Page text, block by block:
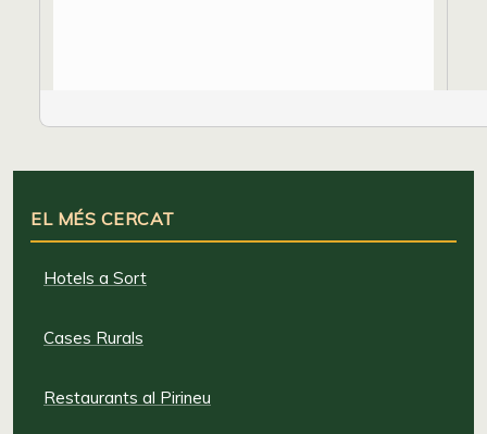
EL MÉS CERCAT
Hotels a Sort
Cases Rurals
Restaurants al Pirineu